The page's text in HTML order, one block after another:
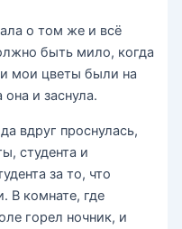
о том же и всё
быть мило, когда
мои цветы были на
и заснула.
вдруг проснулась,
студента и
за то, что
В комнате, где
горел ночник, и